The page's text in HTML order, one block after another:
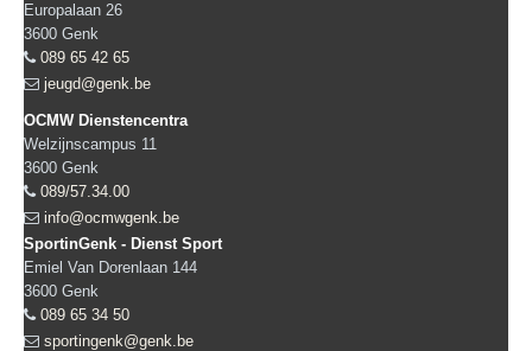
Europalaan 26
3600 Genk
089 65 42 65
jeugd@genk.be
OCMW Dienstencentra
Welzijnscampus 11
3600 Genk
089/57.34.00
info@ocmwgenk.be
SportinGenk - Dienst Sport
Emiel Van Dorenlaan 144
3600 Genk
089 65 34 50
sportingenk@genk.be